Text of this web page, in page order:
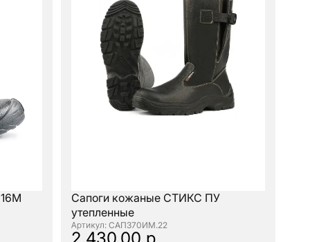
Сапоги кожаные СТИКС ПУ
утепленные
: САП370ИМ.22